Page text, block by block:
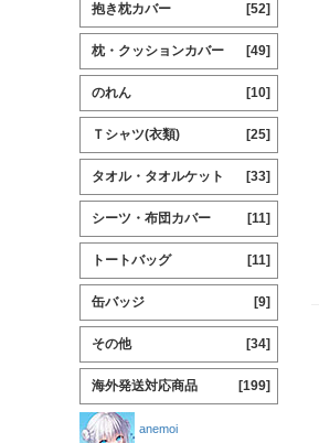
抱き枕カバー [52]
枕・クッションカバー [49]
のれん [10]
Ｔシャツ(衣類) [25]
タオル・タオルケット [33]
シーツ・布団カバー [11]
トートバッグ [11]
缶バッジ [9]
その他 [34]
海外発送対応商品 [199]
anemoi